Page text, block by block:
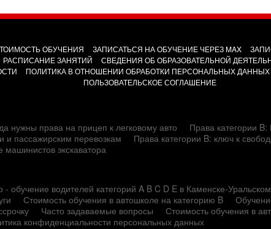
ОБУЧЕНИЯ ЗАПИСАТЬСЯ НА ОБУЧЕНИЕ ЧЕРЕЗ MAX
РАСПИСАНИЕ ЗАНЯТИЙ СВЕДЕНИЯ ОБ ОБРАЗОВАТЕЛЬНОЙ
ПОЛИТИКА В ОТНОШЕНИИ ОБРАБОТКИ ПЕРСОНАЛЬНЫХ ДАННЫХ
ПОЛЬЗОВАТЕЛЬСКОЕ СОГЛАШЕНИЕ
нужны права на прицеп к легковому авто
Права категории B:
и пассажирским перевозкам
Права категории B: ключ к
машинистов экскаватора
обучение водителей категорий A B C D E в Каменске-Уральском
Стоимость обучения в автошколе на категорию B
Часто задаваемые вопросы Стоимость обучения в
конфиденциальности персональных данных